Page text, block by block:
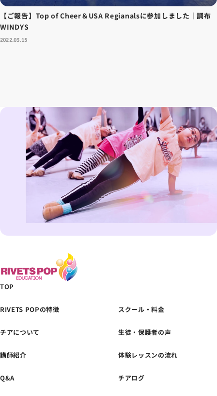
【ご報告】Top of Cheer＆USA Regianalsに参加しました｜調布
WINDYS
2022.03.15
体験レッスンの
お申し込みはこちら
TOP
RIVETS POPの特徴 スクール・料金
チアについて 生徒・保護者の声
講師紹介 体験レッスンの流れ
Q&A チアログ